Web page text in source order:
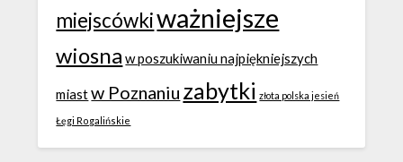
miejscówkiważniejsze
wiosna w poszukiwaniu najpiękniejszych
miastw Poznaniu zabytki złota polska jesień
Łęgi Rogalińskie